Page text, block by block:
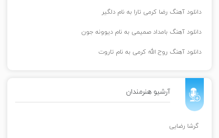
دانلود آهنگ رضا کرمی تارا به نام دلگیر
دانلود آهنگ بامداد صمیمی به نام دیوونه جون
دانلود آهنگ روح الله کرمی به نام تاروت
آرشیو هنرمندان
گرشا رضایی